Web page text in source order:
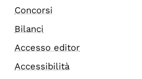
Concorsi
Bilanci
Accesso editor
Accessibilità